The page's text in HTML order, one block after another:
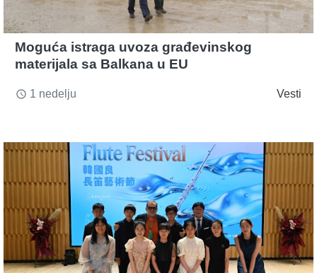
Moguća istraga uvoza građevinskog
materijala sa Balkana u EU
access_time 1 nedelju Vesti